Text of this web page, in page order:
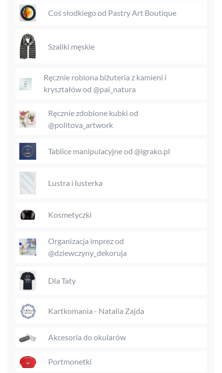
Coś słodkiego od Pastry Art Boutique
Szaliki męskie
Ręcznie robiona biżuteria z kamieni i
kryształów od @pai_natura
Ręcznie zdobione kubki od
@politova_artwork
Tablice manipulacyjne od @igrako.pl
Lustra i lusterka
Kosmetyczki
Organizacja imprez od
@dziewczyny_dekoruja
Dla Taty
Kartkomania - Natalia Zajda
Akcesoria do okularów
Portmonetki